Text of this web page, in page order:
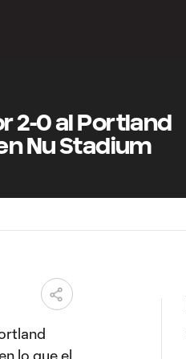
2-0 al Portland
Nu Stadium
lo que el